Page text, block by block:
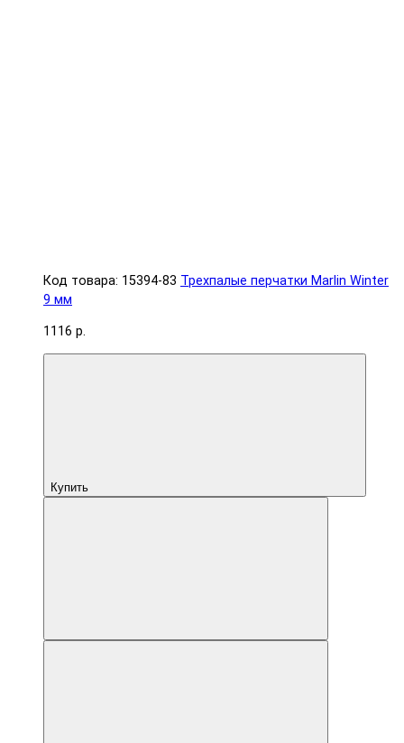
Код товара: 15394-83 Трехпалые перчатки Marlin Winter
9 мм
1116 р.
Купить